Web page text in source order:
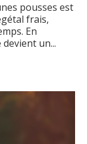
pousses est
frais,
En
un...